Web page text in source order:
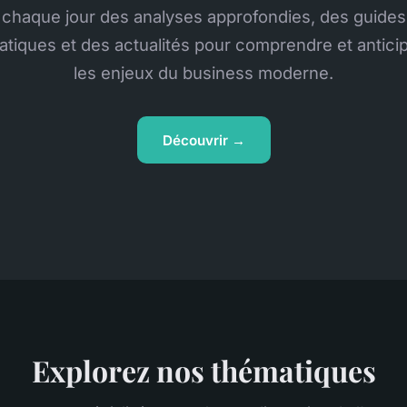
chaque jour des analyses approfondies, des guides
et des actualités pour comprendre et
les enjeux du business moderne.
Découvrir →
Explorez nos thématiques